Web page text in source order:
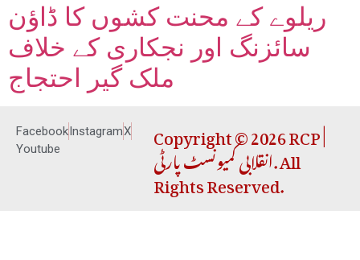
ریلوے کے محنت کشوں کا ڈاؤن
سائزنگ اور نجکاری کے خلاف
ملک گیر احتجاج
FacebookInstagramX
Youtube
Copyright © 2026 RCP |
انقلابی کمیونسٹ پارٹی. All
Rights Reserved.